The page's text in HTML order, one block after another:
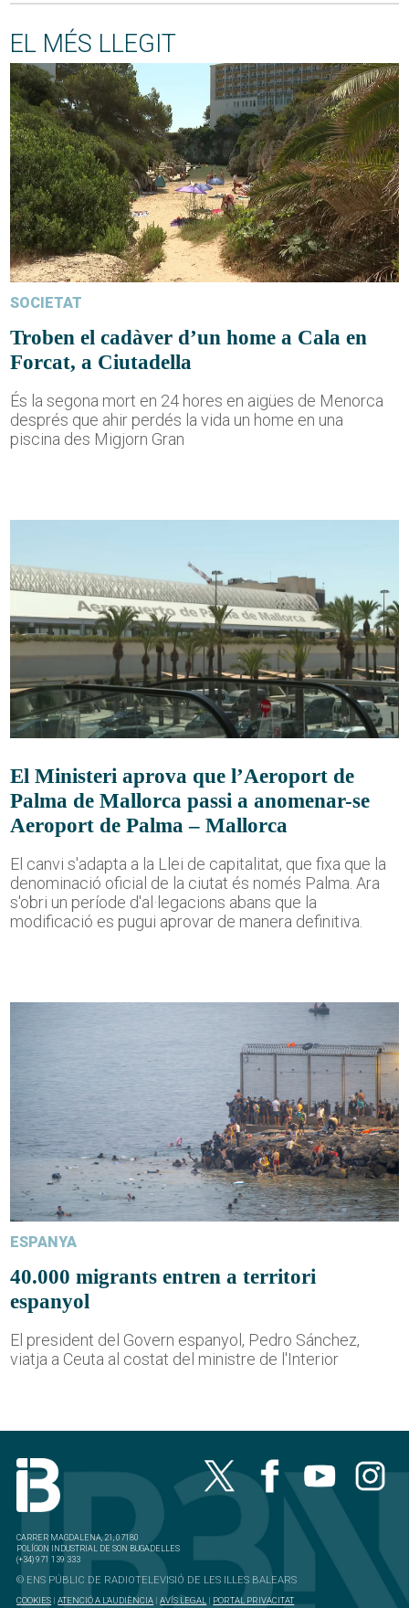
EL MÉS LLEGIT
SOCIETAT
Troben el cadàver d’un home a Cala en
Forcat, a Ciutadella
És la segona mort en 24 hores en aigües de Menorca
després que ahir perdés la vida un home en una
piscina des Migjorn Gran
El Ministeri aprova que l’Aeroport de
Palma de Mallorca passi a anomenar-se
Aeroport de Palma – Mallorca
El canvi s'adapta a la Llei de capitalitat, que fixa que la
denominació oficial de la ciutat és només Palma. Ara
s'obri un període d'al·legacions abans que la
modificació es pugui aprovar de manera definitiva.
ESPANYA
40.000 migrants entren a territori
espanyol
El president del Govern espanyol, Pedro Sánchez,
viatja a Ceuta al costat del ministre de l'Interior
CARRER MAGDALENA, 21, 07180
POLÍGON INDUSTRIAL DE SON BUGADELLES
(+34) 971 139 333
© ENS PÚBLIC DE RADIOTELEVISIÓ DE LES ILLES BALEARS
COOKIES |ATENCIÓ A L'AUDIÈNCIA |AVÍS LEGAL | PORTAL PRIVACITAT